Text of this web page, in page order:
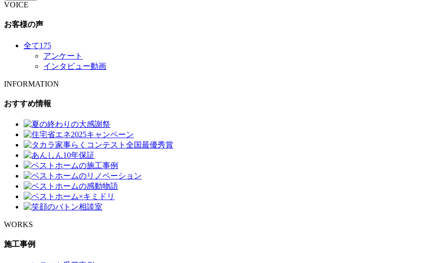
VOICE
お客様の声
全て175
アンケート
インタビュー動画
INFORMATION
おすすめ情報
WORKS
施工事例